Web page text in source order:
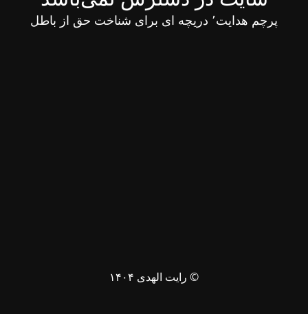
پرچم هدایت٬ دریچه ای برای شناخت حق از باطل
© رایت الهدی ۱۴۰۴